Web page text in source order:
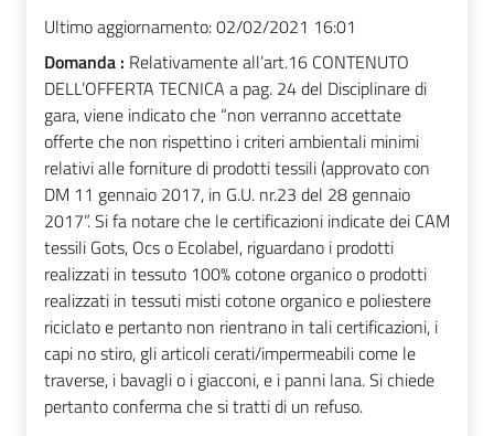
Ultimo aggiornamento:02/02/2021 16:01
Domanda : Relativamente all’art.16 CONTENUTO
DELL’OFFERTA TECNICA a pag. 24 del Disciplinare di
gara, viene indicato che “non verranno accettate
offerte che non rispettino i criteri ambientali minimi
relativi alle forniture di prodotti tessili (approvato con
DM 11 gennaio 2017, in G.U. nr.23 del 28 gennaio
2017”. Si fa notare che le certificazioni indicate dei CAM
tessili Gots, Ocs o Ecolabel, riguardano i prodotti
realizzati in tessuto 100% cotone organico o prodotti
realizzati in tessuti misti cotone organico e poliestere
riciclato e pertanto non rientrano in tali certificazioni, i
capi no stiro, gli articoli cerati/impermeabili come le
traverse, i bavagli o i giacconi, e i panni lana. Si chiede
pertanto conferma che si tratti di un refuso.